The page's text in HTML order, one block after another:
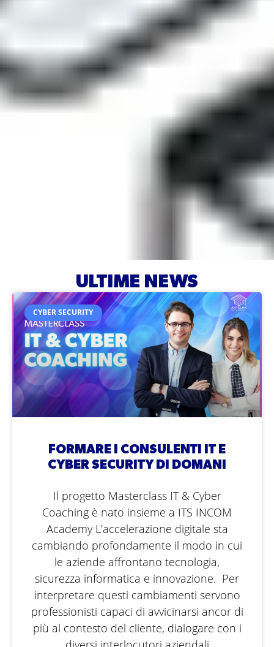
ULTIME NEWS
CYBER SECURITY
FORMARE I CONSULENTI IT E
CYBER SECURITY DI DOMANI
Il progetto Masterclass IT & Cyber
Coaching è nato insieme a ITS INCOM
Academy L’accelerazione digitale sta
cambiando profondamente il modo in cui
le aziende affrontano tecnologia,
sicurezza informatica e innovazione. Per
interpretare questi cambiamenti servono
professionisti capaci di avvicinarsi ancor di
più al contesto del cliente, dialogare con i